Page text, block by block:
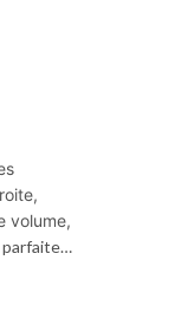
volume,
parfaite…